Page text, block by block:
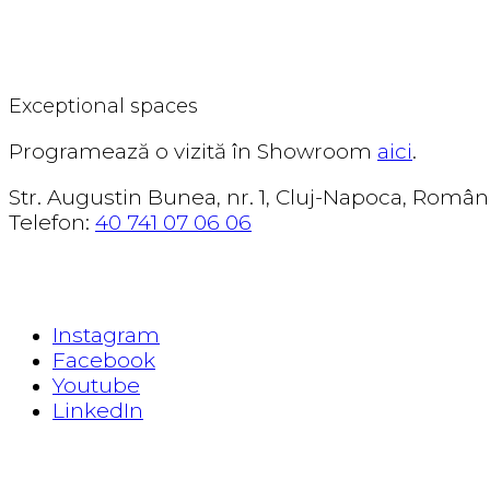
Exceptional spaces
Programează o vizită în Showroom aici.
Str. Augustin Bunea, nr. 1, Cluj-Napoca,
Telefon: 40 741 07 06 06
Instagram
Facebook
Youtube
LinkedIn